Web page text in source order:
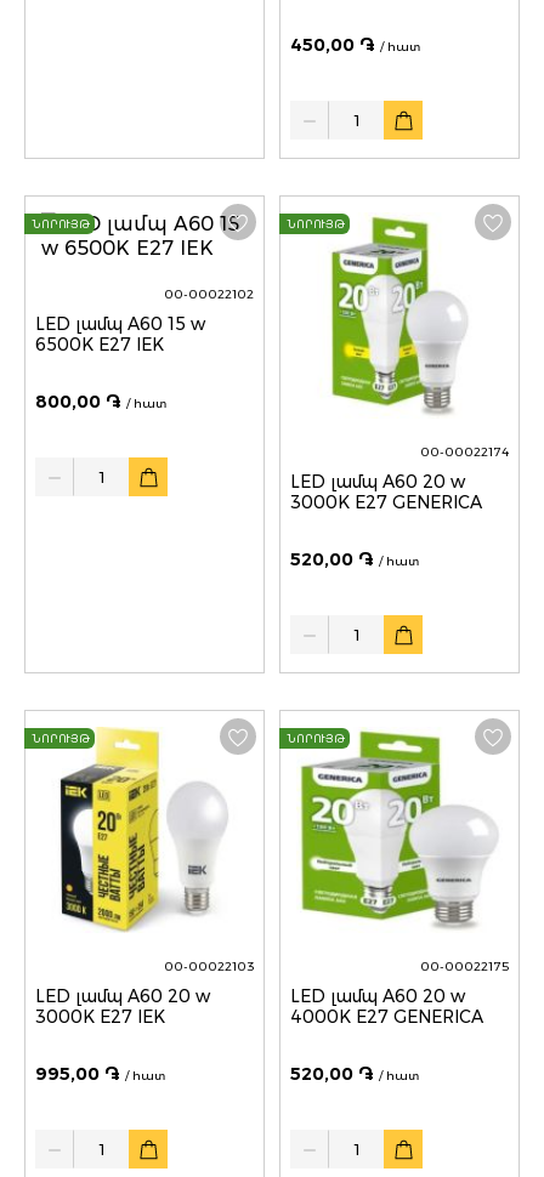
450,00 ֏ / հատ
Quantity
ՆՈՐՈՒՅԹ
00-00022102
LED լամպ A60 15 w
6500K E27 IEK
800,00 ֏ / հատ
Quantity
ՆՈՐՈՒՅԹ
00-00022174
LED լամպ A60 20 w
3000K E27 GENERICA
520,00 ֏ / հատ
Quantity
ՆՈՐՈՒՅԹ
00-00022103
LED լամպ A60 20 w
3000K E27 IEK
995,00 ֏ / հատ
Quantity
ՆՈՐՈՒՅԹ
00-00022175
LED լամպ A60 20 w
4000K E27 GENERICA
520,00 ֏ / հատ
Quantity